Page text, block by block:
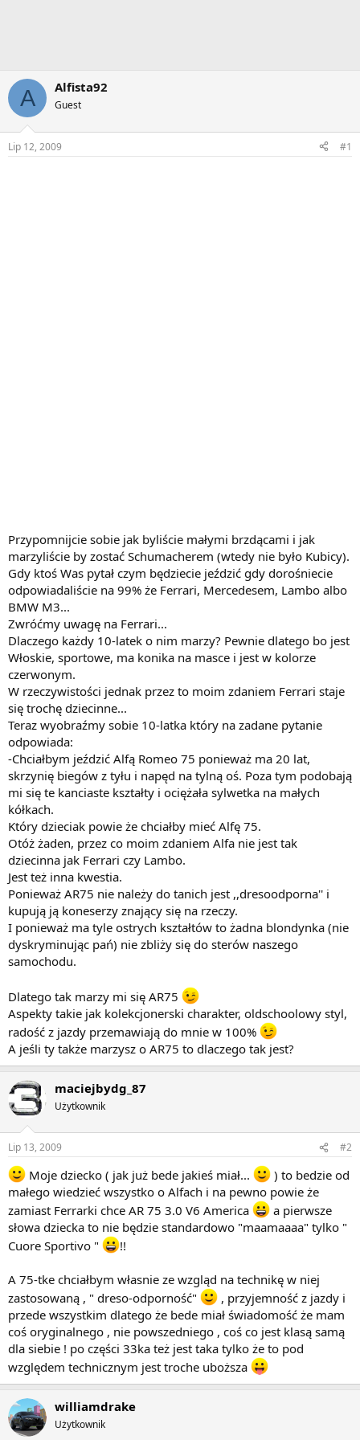
A Alfista92
Guest
Lip 12, 2009 #1
Przypomnijcie sobie jak byliście małymi brzdącami i jak
marzyliście by zostać Schumacherem (wtedy nie było Kubicy).
Gdy ktoś Was pytał czym będziecie jeździć gdy dorośniecie
odpowiadaliście na 99% że Ferrari, Mercedesem, Lambo albo
BMW M3...
Zwróćmy uwagę na Ferrari...
Dlaczego każdy 10-latek o nim marzy? Pewnie dlatego bo jest
Włoskie, sportowe, ma konika na masce i jest w kolorze
czerwonym.
W rzeczywistości jednak przez to moim zdaniem Ferrari staje
się trochę dziecinne...
Teraz wyobraźmy sobie 10-latka który na zadane pytanie
odpowiada:
-Chciałbym jeździć Alfą Romeo 75 ponieważ ma 20 lat,
skrzynię biegów z tyłu i napęd na tylną oś. Poza tym podobają
mi się te kanciaste kształty i ociężała sylwetka na małych
kółkach.
Który dzieciak powie że chciałby mieć Alfę 75.
Otóż żaden, przez co moim zdaniem Alfa nie jest tak
dziecinna jak Ferrari czy Lambo.
Jest też inna kwestia.
Ponieważ AR75 nie należy do tanich jest ,,dresoodporna'' i
kupują ją koneserzy znający się na rzeczy.
I ponieważ ma tyle ostrych kształtów to żadna blondynka (nie
dyskryminując pań) nie zbliży się do sterów naszego
samochodu.
Dlatego tak marzy mi się AR75
Aspekty takie jak kolekcjonerski charakter, oldschoolowy styl,
radość z jazdy przemawiają do mnie w 100%
A jeśli ty także marzysz o AR75 to dlaczego tak jest?
maciejbydg_87
Użytkownik
Lip 13, 2009 #2
Moje dziecko ( jak już bede jakieś miał...
) to bedzie od
małego wiedzieć wszystko o Alfach i na pewno powie że
zamiast Ferrarki chce AR 75 3.0 V6 America
a pierwsze
słowa dziecka to nie będzie standardowo "maamaaaa" tylko "
Cuore Sportivo "
!!
A 75-tke chciałbym własnie ze wzgląd na technikę w niej
zastosowaną , " dreso-odporność"
, przyjemność z jazdy i
przede wszystkim dlatego że bede miał świadomość że mam
coś oryginalnego , nie powszedniego , coś co jest klasą samą
dla siebie ! po części 33ka też jest taka tylko że to pod
względem technicznym jest troche uboższa
williamdrake
Użytkownik